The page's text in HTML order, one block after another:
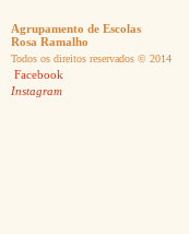
Agrupamento de Escolas
Rosa Ramalho
Todos os direitos reservados © 2014
Facebook
Instagram